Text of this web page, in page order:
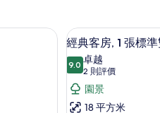
夾萬、書桌、隔音、可攜式嬰兒床
載
入
所
有
經
4
經典客房, 1 張標
9.09.0 分，滿分 10 分
卓越
2 則評價
(2
則
評
園景
18 平方米